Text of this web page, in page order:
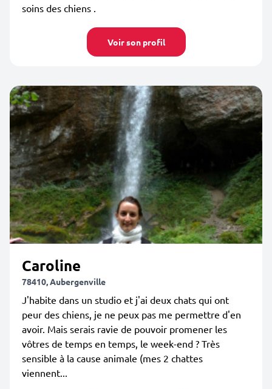
soins des chiens .
Voir son profil
Caroline
78410, Aubergenville
J'habite dans un studio et j'ai deux chats qui ont
peur des chiens, je ne peux pas me permettre d'en
avoir. Mais serais ravie de pouvoir promener les
vôtres de temps en temps, le week-end ? Très
sensible à la cause animale (mes 2 chattes
viennent...